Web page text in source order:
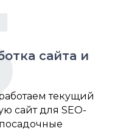
сайта и
текущий
сайт для SEO-